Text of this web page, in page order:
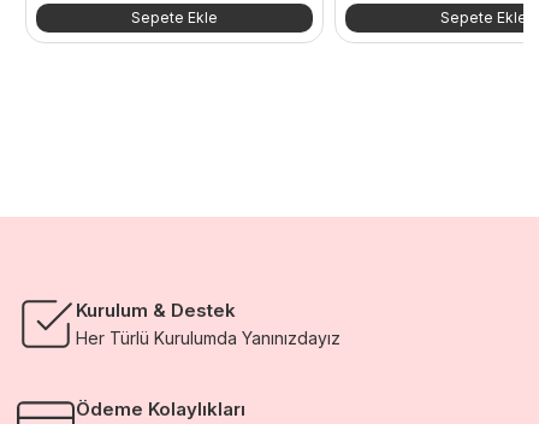
Sepete Ekle Sepete Ekle
Kurulum & Destek
Her Türlü Kurulumda Yanınızdayız
Ödeme Kolaylıkları